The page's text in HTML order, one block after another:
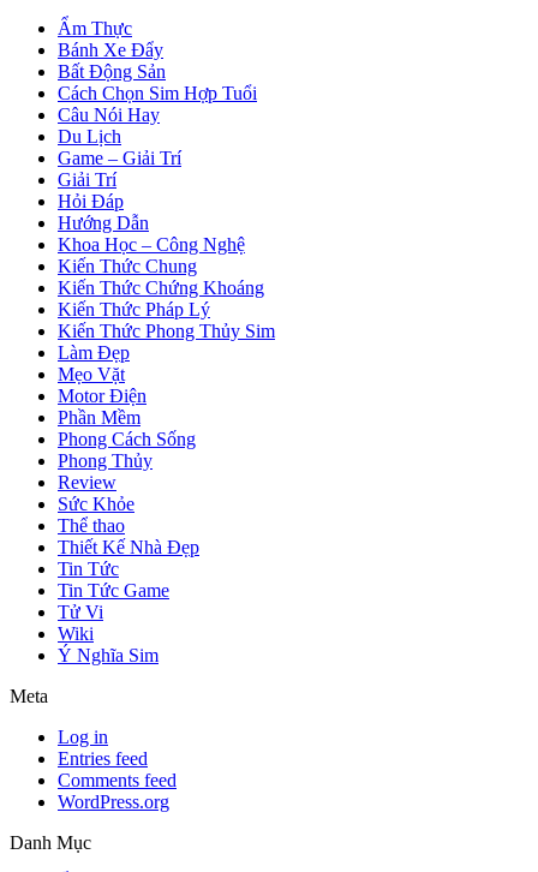
Ẩm Thực
Bánh Xe Đẩy
Bất Động Sản
Cách Chọn Sim Hợp Tuổi
Câu Nói Hay
Du Lịch
Game – Giải Trí
Giải Trí
Hỏi Đáp
Hướng Dẫn
Khoa Học – Công Nghệ
Kiến Thức Chung
Kiến Thức Chứng Khoáng
Kiến Thức Pháp Lý
Kiến Thức Phong Thủy Sim
Làm Đẹp
Mẹo Vặt
Motor Điện
Phần Mềm
Phong Cách Sống
Phong Thủy
Review
Sức Khỏe
Thể thao
Thiết Kế Nhà Đẹp
Tin Tức
Tin Tức Game
Tử Vi
Wiki
Ý Nghĩa Sim
Meta
Log in
Entries feed
Comments feed
WordPress.org
Danh Mục